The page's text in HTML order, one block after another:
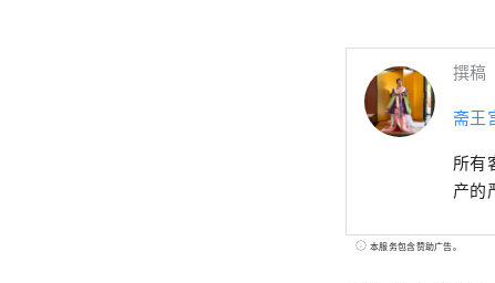
撰稿
斋王
所有
产的
本服务包含赞助广告。